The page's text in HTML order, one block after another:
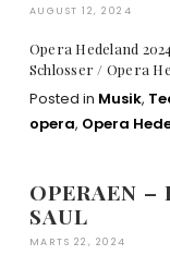
AUGUST 12, 2024
Opera Hedeland
Schlosser / Opera
Posted in Musik,
opera, Opera
OPERAEN
SAUL
MARTS 22, 2024